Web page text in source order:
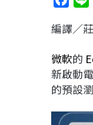
c
b
o
o
n
編譯／
微軟的
新啟動
的預設